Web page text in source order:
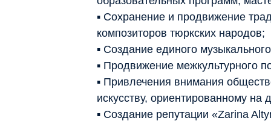
▪ Сохранение и продвижение
композиторов тюркских народов;
▪ Создание единого
▪ Продвижение межкультурного
▪ Привлечения внимания
искусству, ориентированному на
▪ Создание репутации «Zarina